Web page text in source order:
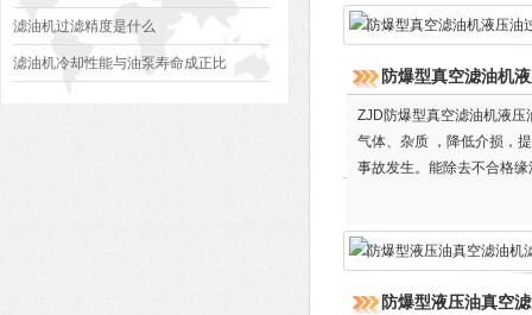
问题？
滤油机过滤精度是什么
滤油机冷却性能与油泵寿命成正比
防爆型真空滤油机
ZJD防爆型真空滤油机液
气体、杂质 ，降低介损，
事故发生。能除去不合格
防爆型液压油真空